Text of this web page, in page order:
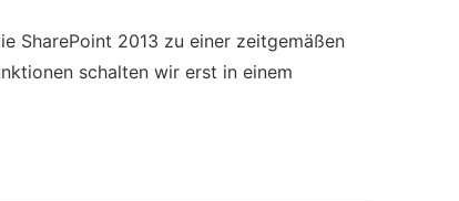
SharePoint 2013 zu einer zeitgemäßen
schalten wir erst in einem